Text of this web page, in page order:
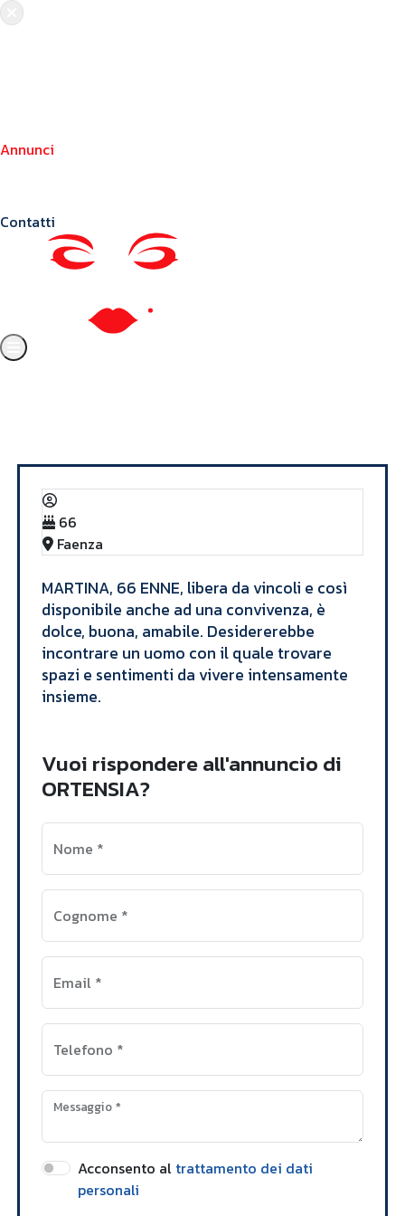
Annunci
Contatti
Annunci
66
Faenza
​MARTINA, 66 ENNE, libera da vincoli e così
disponibile anche ad una convivenza, è
dolce, buona, amabile. Desidererebbe
incontrare un uomo con il quale trovare
spazi e sentimenti da vivere intensamente
insieme. ​
Vuoi rispondere all'annuncio di
ORTENSIA?
Nome *
Cognome *
Email *
Telefono *
Messaggio*
Acconsento al trattamento dei dati
personali